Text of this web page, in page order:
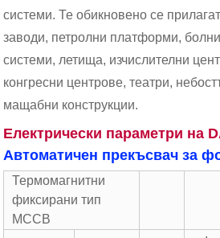
системи. Те обикновено се
заводи, петролни платформи,
системи, летища, изчислителни
конгресни центрове, театри,
мащабни конструкции.
Електрически параметри на
Автоматичен прекъсвач за
Термомагнитни
фиксирани тип
MCCB